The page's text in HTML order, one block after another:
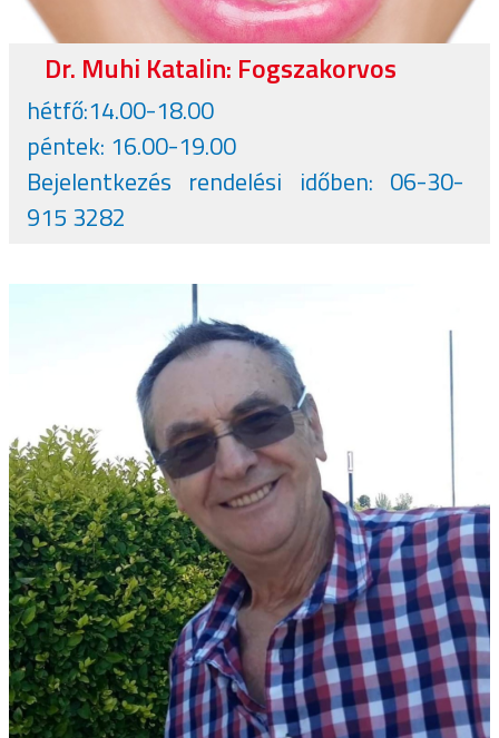
Dr. Muhi Katalin: Fogszakorvos
hétfő:14.00-18.00
péntek: 16.00-19.00
Bejelentkezés rendelési időben: 06-30-
915 3282